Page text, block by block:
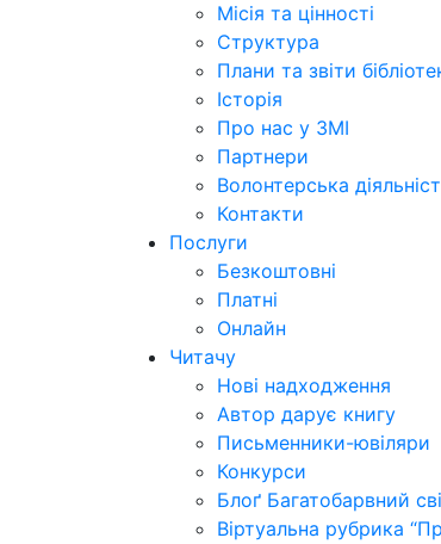
Місія та цінності
Структура
Плани та звіти
Історія
Про нас у ЗМІ
Партнери
Волонтерська
Контакти
Послуги
Безкоштовні
Платні
Онлайн
Читачу
Нові надходження
Автор дарує книгу
Письменники-ювіляри
Конкурси
Блоґ Багатобарвний
Віртуальна рубрика